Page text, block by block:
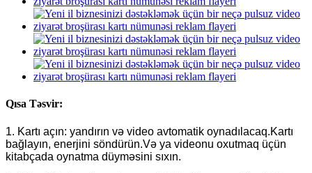
Qısa Təsvir:
1. Kartı açın: yandırın və video avtomatik oynadılacaq.Kartı
bağlayın, enerjini söndürün.Və ya videonu oxutmaq üçün
kitabçada oynatma düyməsini sıxın.